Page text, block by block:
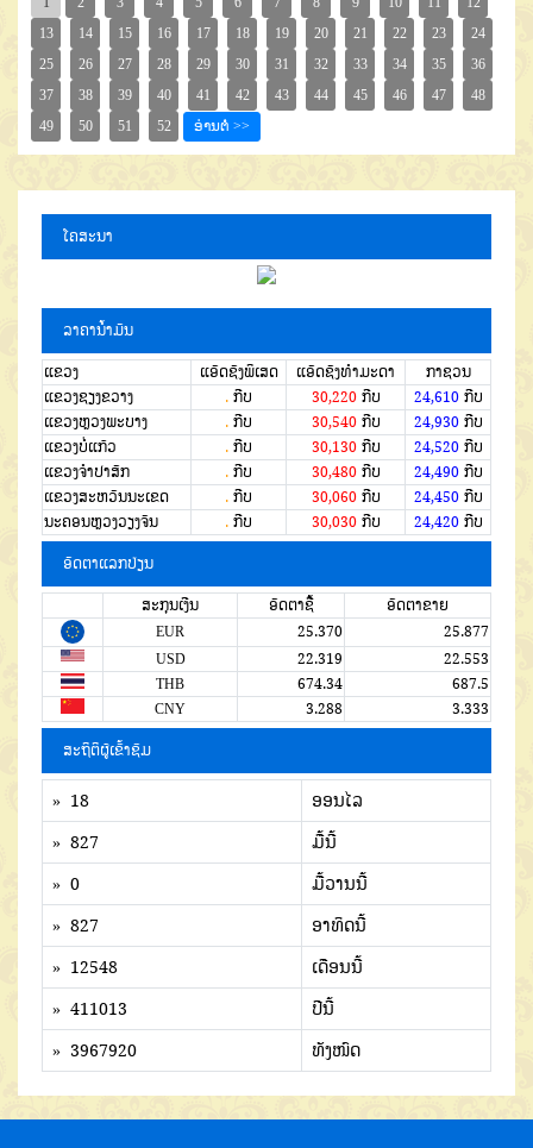
ໂຄສະນາ
ລາຄານໍ້າມັນ
ແຂວງ ແອັດຊັງພິເສດ ແອັດຊັງທຳມະດາ
ກາຊວນ
ແຂວງຊຽງຂວາງ
. ກີບ 30,220ກີບ 24,610ກີບ
ແຂວງຫຼວງພະບາງ
. ກີບ 30,540ກີບ 24,930ກີບ
ແຂວງບໍ່ແກ້ວ
. ກີບ 30,130ກີບ 24,520ກີບ
ແຂວງຈໍາປາສັກ
. ກີບ 30,480ກີບ 24,490ກີບ
ແຂວງສະຫວັນນະເຂດ
. ກີບ 30,060ກີບ 24,450ກີບ
ນະຄອນຫຼວງວຽງຈັນ
. ກີບ 30,030ກີບ 24,420ກີບ
ອັດຕາແລກປ່ຽນ
ສະກຸນເງີນ ອັດຕາຊື້
ອັດຕາຂາຍ
EUR
25.370
25.877
USD
22.319
22.553
THB
674.34
687.5
CNY
3.288 3.333
ສະຖິຕິຜູ້ເຂົ້າຊົມ
» 18
ອອນໄລ
» 827
ມື້ນີ້
» 0
ມື້ວານນີ້
» 827
ອາທິດນີ້
» 12548
ເດືອນນີ້
» 411013
ປີນີ້
» 3967920
ທັງໜົດ